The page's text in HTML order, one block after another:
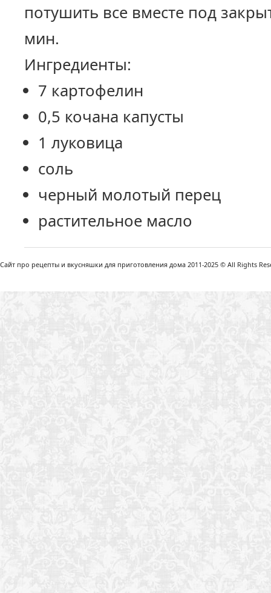
потушить все вместе под
мин.
Ингредиенты:
7 картофелин
0,5 кочана капусты
1 луковица
соль
черный молотый перец
растительное масло
Сайт про рецепты и вкусняшки для приготовления дома 2011-2025 © All Rights